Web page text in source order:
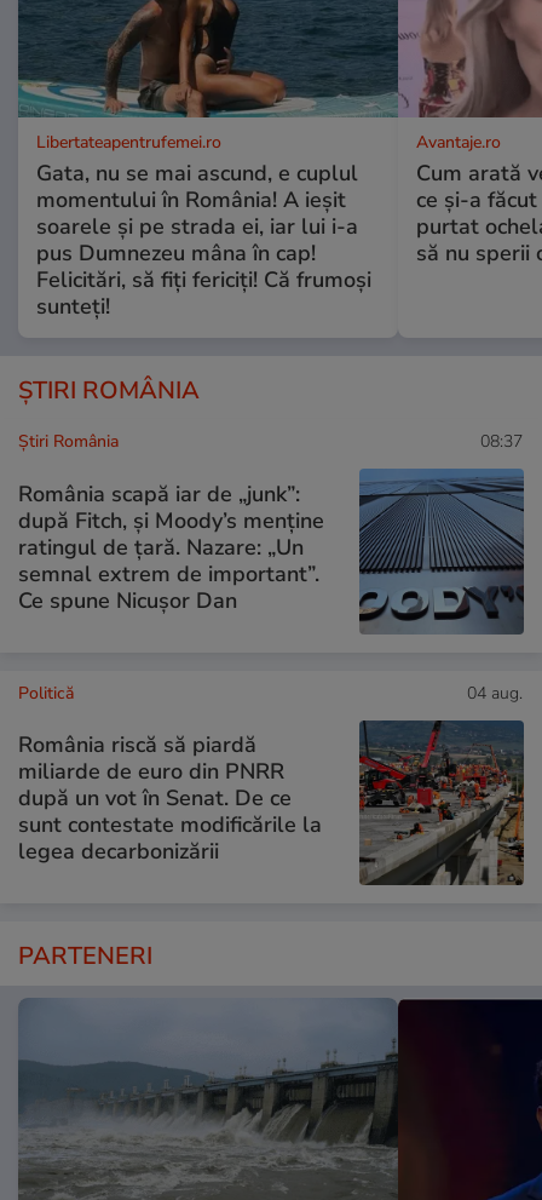
Libertateapentrufemei.ro
Gata, nu se mai ascund, e cuplul
momentului în România! A ieșit
soarele și pe strada ei, iar lui i-a
pus Dumnezeu mâna în cap!
Felicitări, să fiți fericiți! Că frumoși
sunteți!
Avantaje.ro
Cum arată
ce și-a
purtat
să nu sperii
ȘTIRI ROMÂNIA
Știri România 08:37
România scapă iar de „junk”:
după Fitch, și Moody’s menține
ratingul de țară. Nazare: „Un
semnal extrem de important”.
Ce spune Nicușor Dan
Politică 04 aug.
România riscă să piardă
miliarde de euro din PNRR
după un vot în Senat. De ce
sunt contestate modificările la
legea decarbonizării
PARTENERI